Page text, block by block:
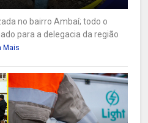
no bairro Ambaí; todo o
para a delegacia da região
Mais